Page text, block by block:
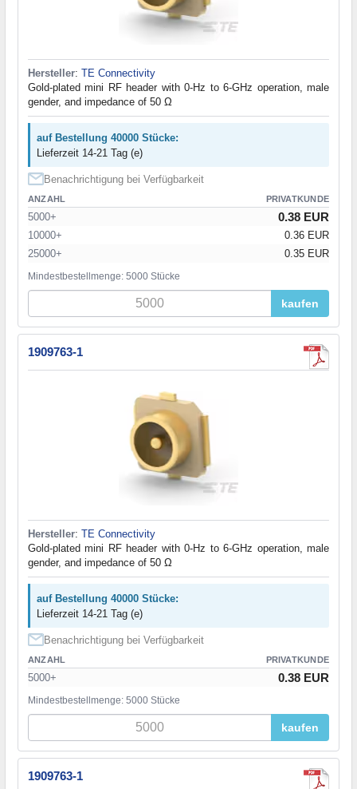
Hersteller: TE Connectivity
Gold-plated mini RF header with 0-Hz to 6-GHz operation, male
gender, and impedance of 50 Ω
auf Bestellung 40000 Stücke:
Lieferzeit 14-21 Tag (e)
Benachrichtigung bei Verfügbarkeit
ANZAHL PRIVATKUNDE
5000+ 0.38 EUR
10000+
0.36 EUR
25000+
0.35 EUR
Mindestbestellmenge: 5000 Stücke
kaufen
1909763-1
Hersteller: TE Connectivity
Gold-plated mini RF header with 0-Hz to 6-GHz operation, male
gender, and impedance of 50 Ω
auf Bestellung 40000 Stücke:
Lieferzeit 14-21 Tag (e)
Benachrichtigung bei Verfügbarkeit
ANZAHL PRIVATKUNDE
5000+ 0.38 EUR
Mindestbestellmenge: 5000 Stücke
kaufen
1909763-1